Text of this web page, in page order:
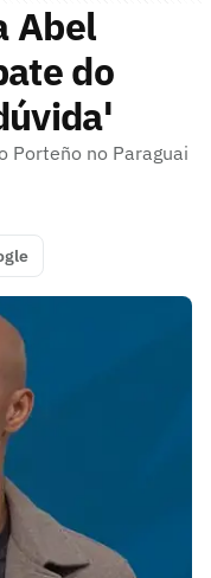
Abel
do
Porteño no Paraguai